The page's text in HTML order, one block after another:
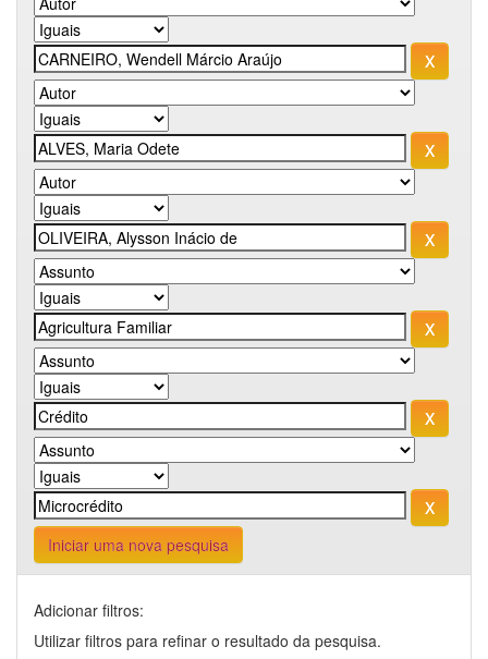
Iniciar uma nova pesquisa
Adicionar filtros:
Utilizar filtros para refinar o resultado da pesquisa.